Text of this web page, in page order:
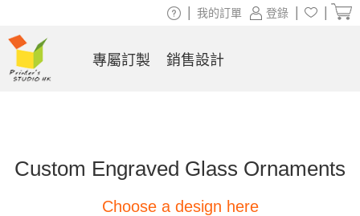
Custom Engraved Glass Ornaments
Choose a design here
登錄
我的訂單
專屬訂製 銷售設計